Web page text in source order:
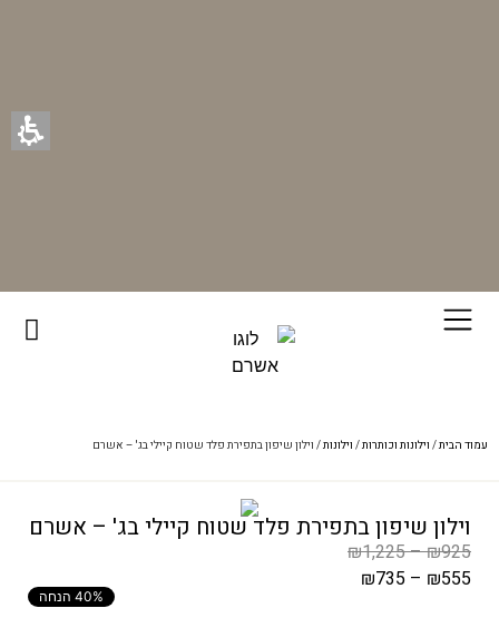
עמוד הבית/ וילונות וכותרות/ וילונות/ וילון שיפון בתפירת פלד שטוח קיילי בג' – אשרם
וילון שיפון בתפירת פלד שטוח קיילי בג' – אשרם
₪925
–
₪1,225
₪555
–
₪735
40% הנחה